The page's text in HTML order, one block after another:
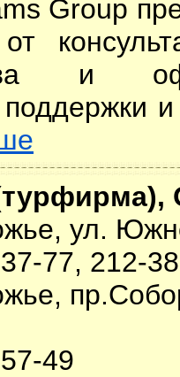
Group
и
ул.
77, 212-
49